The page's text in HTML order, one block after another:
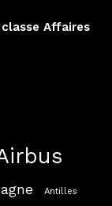
Affaires
Antilles